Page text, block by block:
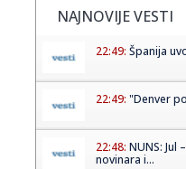
NAJNOVIJE VESTI
22:49: Španija
22:49: "Denver
22:48: NUNS: Jul
novinara i...